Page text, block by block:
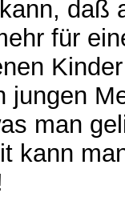
daß
für
jungen
man
kann